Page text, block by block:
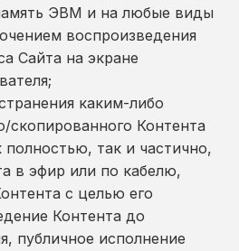
ЭВМ и на любые виды
воспроизведения
Сайта на экране
каким-либо
скопированного Контента
так и частично,
в эфир или по кабелю,
с целью его
Контента до
публичное исполнение